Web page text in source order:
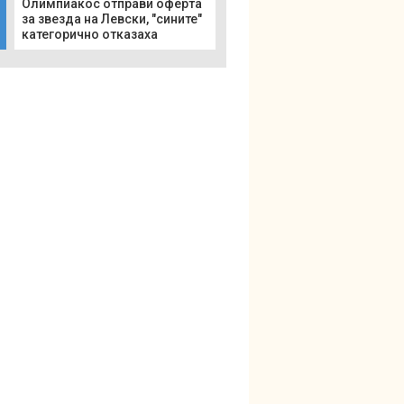
Олимпиакос отправи оферта
за звезда на Левски, "сините"
категорично отказаха